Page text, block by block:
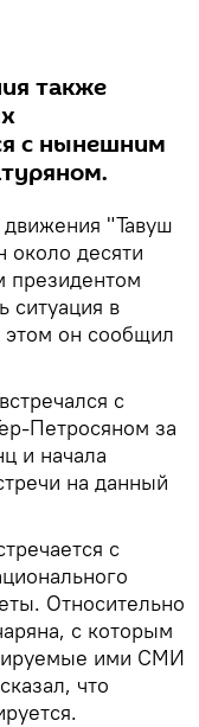
также
с нынешним
"Тавуш
около десяти
президентом
ситуация в
этом он сообщил
с
Петросяном за
и начала
на данный
с
Относительно
с которым
ими СМИ
что